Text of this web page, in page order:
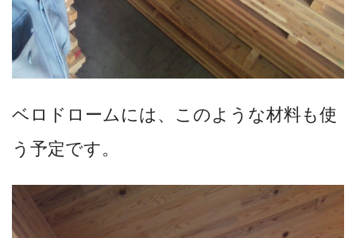
ベロドロームには、このような材料も使
う予定です。